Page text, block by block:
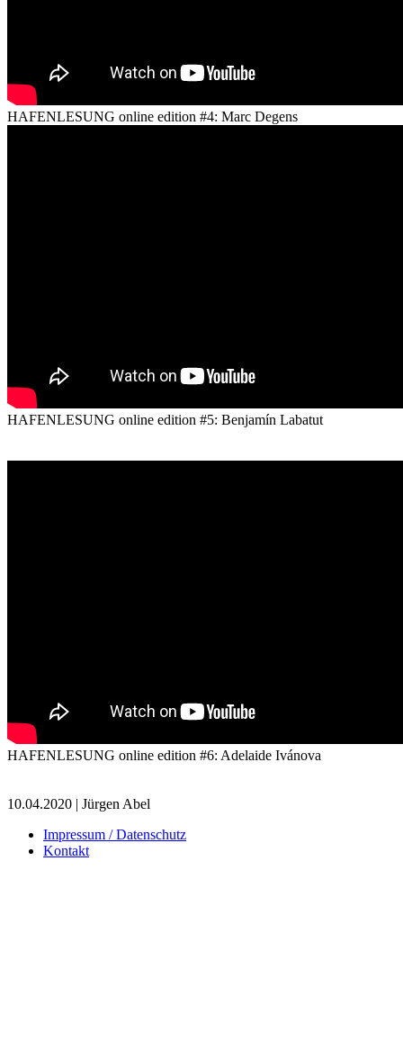
HAFENLESUNG online edition #4: Marc Degens
HAFENLESUNG online edition #5: Benjamín Labatut
HAFENLESUNG online edition #6: Adelaide Ivánova
10.04.2020 | Jürgen Abel
Impressum / Datenschutz
Kontakt